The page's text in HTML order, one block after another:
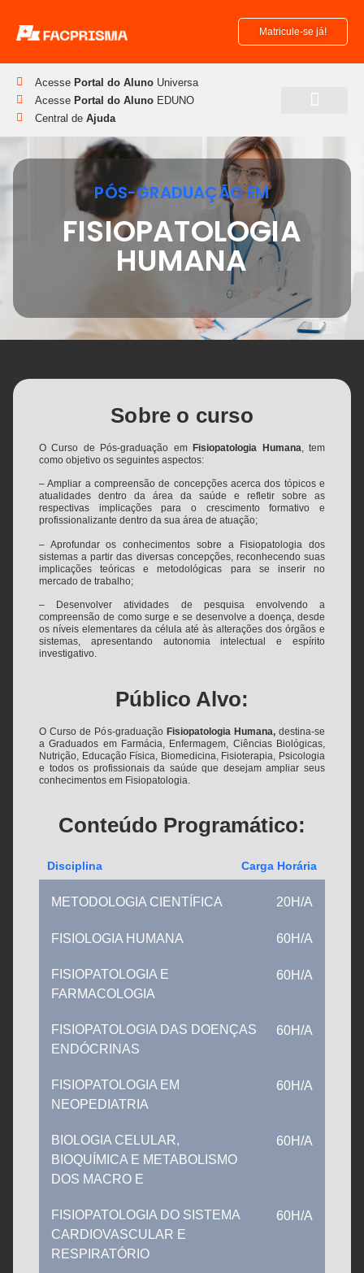
Matricule-se já!
Acesse Portal do AlunoUniversa
Acesse Portal do AlunoEDUNO
Central de Ajuda
PÓS-GRADUAÇÃO EM
FISIOPATOLOGIA
HUMANA
Sobre o curso
O Curso de Pós-graduação em Fisiopatologia Humana, tem
como objetivo os seguintes aspectos:
– Ampliar a compreensão de concepções acerca dos tópicos e
atualidades dentro da área da saúde e refletir sobre as
respectivas implicações para o crescimento formativo e
profissionalizante dentro da sua área de atuação;
– Aprofundar os conhecimentos sobre a Fisiopatologia dos
sistemas a partir das diversas concepções, reconhecendo suas
implicações teóricas e metodológicas para se inserir no
mercado de trabalho;
– Desenvolver atividades de pesquisa envolvendo a
compreensão de como surge e se desenvolve a doença, desde
os níveis elementares da célula até às alterações dos órgãos e
sistemas, apresentando autonomia intelectual e espírito
investigativo.
Público Alvo:
O Curso de Pós-graduação Fisiopatologia Humana,destina-se
a Graduados em Farmácia, Enfermagem, Ciências Biológicas,
Nutrição, Educação Física, Biomedicina, Fisioterapia, Psicologia
e todos os profissionais da saúde que desejam ampliar seus
conhecimentos em Fisiopatologia.
Conteúdo Programático:
Disciplina Carga Horária
METODOLOGIA CIENTÍFICA 20H/A
FISIOLOGIA HUMANA 60H/A
FISIOPATOLOGIA E
FARMACOLOGIA
60H/A
FISIOPATOLOGIA DAS DOENÇAS
ENDÓCRINAS
60H/A
FISIOPATOLOGIA EM
NEOPEDIATRIA
60H/A
BIOLOGIA CELULAR,
BIOQUÍMICA E METABOLISMO
DOS MACRO E
60H/A
FISIOPATOLOGIA DO SISTEMA
CARDIOVASCULAR E
RESPIRATÓRIO
60H/A